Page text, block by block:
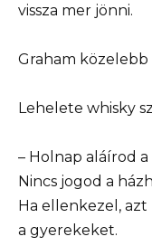
vissza mer jönni.
Graham közelebb
Lehelete whisky
– Holnap aláírod
Nincs jogod a
Ha ellenkezel,
a gyerekeket.